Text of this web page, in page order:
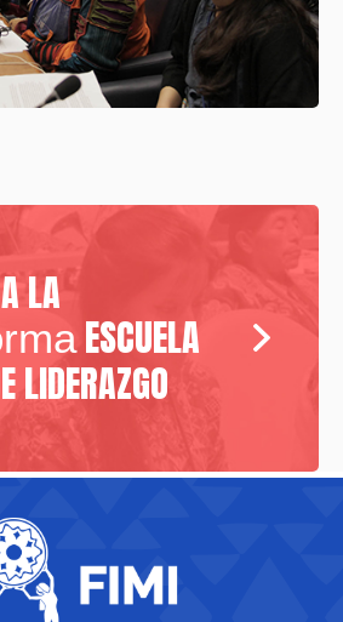
LA
ESCUELA
LIDERAZGO